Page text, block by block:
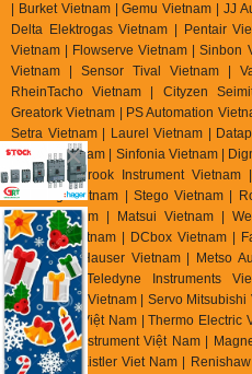
| Burket Vietnam |Gemu Vietnam | JJ
Delta Elektrogas Vietnam | Pentair
Vietnam | Flowserve Vietnam | Sinbon
Vietnam | Sensor Tival Vietnam |
RheinTacho Vietnam | Cityzen
Greatork Vietnam | PS Automation
Setra Vietnam | Laurel Vietnam |
Banico Vietnam | Sinfonia Vietnam |
Vietnam | Brook Instrument Vietnam
Metering Vietnam | Stego Vietnam |
Beko Vietnam | Matsui Vietnam |
Offshore Vietnam | DCbox Vietnam |
Endress & Hauser Vietnam | Metso
Vietnam | Teledyne Instruments
Hirschmann Vietnam | Servo
Flow Meter Việt Nam | Thermo Electric
Nam | HK Instrument Việt Nam |
Viet Nam | Kistler Viet Nam |